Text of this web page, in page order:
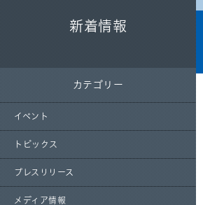
新着情報
カテゴリー
イベント
トピックス
プレスリリース
メディア情報